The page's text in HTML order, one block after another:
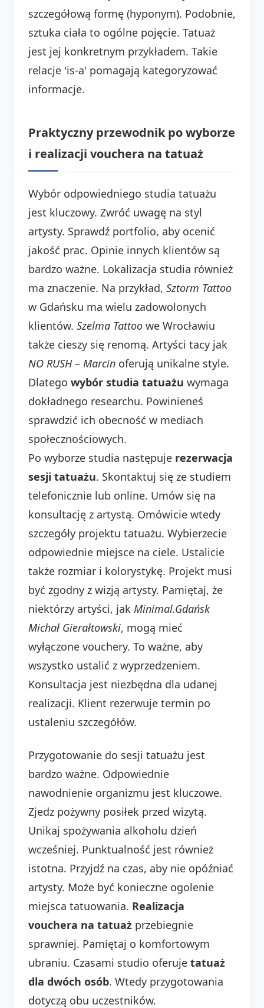
szczegółową formę (hyponym). Podobnie,
sztuka ciała to ogólne pojęcie. Tatuaż
jest jej konkretnym przykładem. Takie
relacje 'is-a' pomagają kategoryzować
informacje.
Praktyczny przewodnik po wyborze
i realizacji vouchera na tatuaż
Wybór odpowiedniego studia tatuażu
jest kluczowy. Zwróć uwagę na styl
artysty. Sprawdź portfolio, aby ocenić
jakość prac. Opinie innych klientów są
bardzo ważne. Lokalizacja studia również
ma znaczenie. Na przykład, Sztorm Tattoo
w Gdańsku ma wielu zadowolonych
klientów. Szelma Tattoo we Wrocławiu
także cieszy się renomą. Artyści tacy jak
NO RUSH – Marcin oferują unikalne style.
Dlatego wybór studia tatuażu wymaga
dokładnego researchu. Powinieneś
sprawdzić ich obecność w mediach
społecznościowych.
Po wyborze studia następuje rezerwacja
sesji tatuażu. Skontaktuj się ze studiem
telefonicznie lub online. Umów się na
konsultację z artystą. Omówicie wtedy
szczegóły projektu tatuażu. Wybierzecie
odpowiednie miejsce na ciele. Ustalicie
także rozmiar i kolorystykę. Projekt musi
być zgodny z wizją artysty. Pamiętaj, że
niektórzy artyści, jak Minimal.Gdańsk
Michał Gierałtowski, mogą mieć
wyłączone vouchery. To ważne, aby
wszystko ustalić z wyprzedzeniem.
Konsultacja jest niezbędna dla udanej
realizacji. Klient rezerwuje termin po
ustaleniu szczegółów.
Przygotowanie do sesji tatuażu jest
bardzo ważne. Odpowiednie
nawodnienie organizmu jest kluczowe.
Zjedz pożywny posiłek przed wizytą.
Unikaj spożywania alkoholu dzień
wcześniej. Punktualność jest również
istotna. Przyjdź na czas, aby nie opóźniać
artysty. Może być konieczne ogolenie
miejsca tatuowania. Realizacja
vouchera na tatuaż przebiegnie
sprawniej. Pamiętaj o komfortowym
ubraniu. Czasami studio oferuje tatuaż
dla dwóch osób. Wtedy przygotowania
dotyczą obu uczestników.